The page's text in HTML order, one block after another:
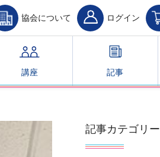
協会について ログイン
講座 記事
記事カテゴリー